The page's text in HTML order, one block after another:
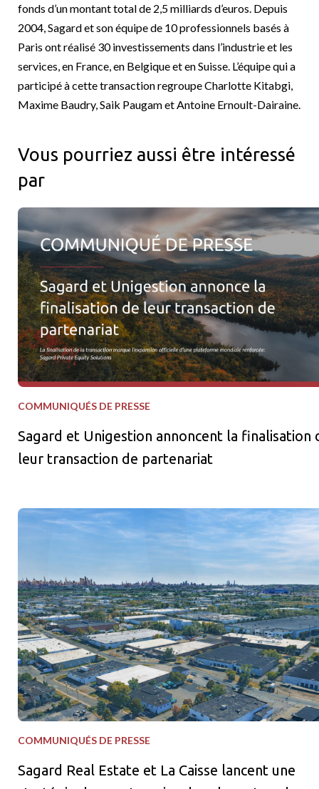
fonds d’un montant total de 2,5 milliards d’euros. Depuis
2004, Sagard et son équipe de 10 professionnels basés à
Paris ont réalisé 30 investissements dans l’industrie et les
services, en France, en Belgique et en Suisse. L’équipe qui a
participé à cette transaction regroupe Charlotte Kitabgi,
Maxime Baudry, Saik Paugam et Antoine Ernoult-Dairaine.
Vous pourriez aussi être intéressé
par
Sagard et Unigestion annoncent la finalisation de leur
COMMUNIQUÉS DE PRESSE
Sagard et Unigestion annoncent la finalisation
leur transaction de partenariat
Sagard Real Estate et La Caisse lancent une stratégie de
COMMUNIQUÉS DE PRESSE
Sagard Real Estate et La Caisse lancent une